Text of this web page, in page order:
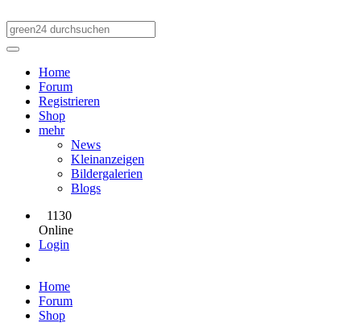
Home
Forum
Registrieren
Shop
mehr
News
Kleinanzeigen
Bildergalerien
Blogs
1130
Online
Login
Home
Forum
Shop